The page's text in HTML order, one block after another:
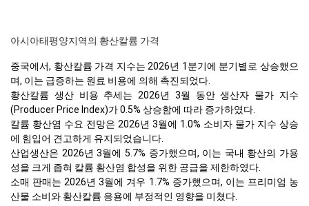
아시아태평양지역의 황산칼륨 가격
중국에서, 황산칼륨 가격 지수는 2026년 1분기에 분기별로 상승했으
며, 이는 급증하는 원료 비용에 의해 촉진되었다.
황산칼륨 생산 비용 추세는 2026년 3월 동안 생산자 물가 지수
(Producer Price Index)가 0.5% 상승함에 따라 증가하였다.
칼륨 황산염 수요 전망은 2026년 3월에 1.0% 소비자 물가 지수 상승
에 힘입어 견고하게 유지되었습니다.
산업생산은 2026년 3월에 5.7% 증가했으며, 이는 국내 황산의 가용
성을 크게 좁혀 칼륨 황산염 합성을 위한 공급을 제한하였다.
소매 판매는 2026년 3월에 겨우 1.7% 증가했으며, 이는 프리미엄 농
산물 소비와 황산칼륨 응용에 부정적인 영향을 미쳤다.